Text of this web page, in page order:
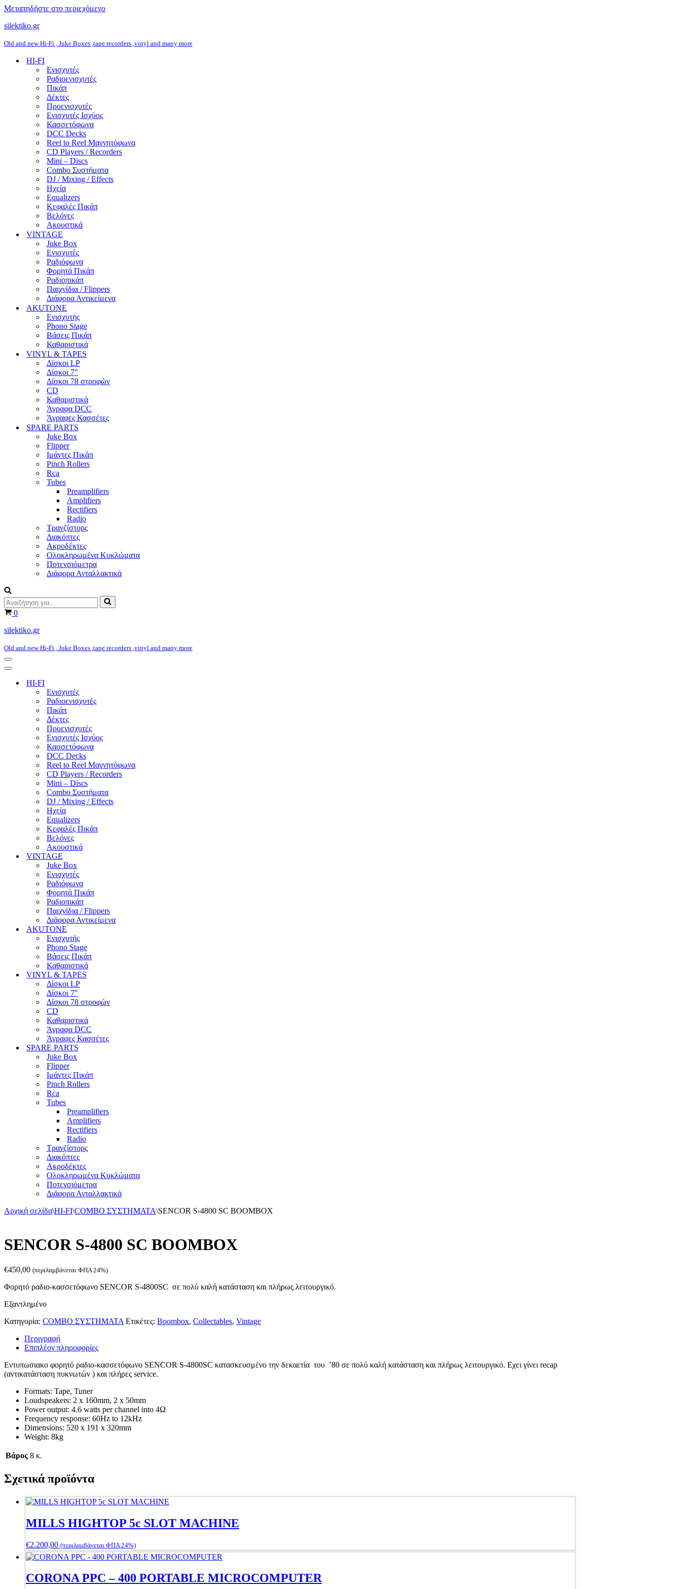
Μεταπηδήστε στο περιεχόμενο
silektiko.gr
Old and new Hi-Fi , Juke Boxes ,tape recorders ,vinyl and many more
HI-FI
Ενισχυτές
Ραδιοενισχυτές
Πικάπ
Δέκτες
Προενισχυτές
Ενισχυτές Ισχύος
Κασσετόφωνα
DCC Decks
Reel to Reel Μαγνητόφωνα
CD Players / Recorders
Mini – Discs
Combo Συστήματα
DJ / Mixing / Effects
Ηχεία
Equalizers
Κεφαλές Πικάπ
Βελόνες
Ακουστικά
VINTAGE
Juke Box
Ενισχυτές
Ραδιόφωνα
Φορητά Πικάπ
Ραδιοπικάπ
Παιχνίδια / Flippers
Διάφορα Αντικείμενα
AKUTONE
Ενισχυτής
Phono Stage
Βάσεις Πικάπ
Καθαριστικά
VINYL & TAPES
Δίσκοι LP
Δίσκοι 7″
Δίσκοι 78 στροφών
CD
Καθαριστικά
Άγραφα DCC
Άγραφες Κασσέτες
SPARE PARTS
Juke Box
Flipper
Ιμάντες Πικάπ
Pinch Rollers
Rca
Tubes
Preamplifiers
Amplifiers
Rectifiers
Radio
Τρανζίστορς
Διακόπτες
Ακροδέκτες
Ολοκληρωμένα Κυκλώματα
Ποτενσιόμετρα
Διάφορα Ανταλλακτικά
Αναζήτηση
για...Καλάθι
0
silektiko.gr
Old and new Hi-Fi , Juke Boxes ,tape recorders ,vinyl and many more
Μενού
πλοήγησης
Μενού
πλοήγησης
HI-FI
Ενισχυτές
Ραδιοενισχυτές
Πικάπ
Δέκτες
Προενισχυτές
Ενισχυτές Ισχύος
Κασσετόφωνα
DCC Decks
Reel to Reel Μαγνητόφωνα
CD Players / Recorders
Mini – Discs
Combo Συστήματα
DJ / Mixing / Effects
Ηχεία
Equalizers
Κεφαλές Πικάπ
Βελόνες
Ακουστικά
VINTAGE
Juke Box
Ενισχυτές
Ραδιόφωνα
Φορητά Πικάπ
Ραδιοπικάπ
Παιχνίδια / Flippers
Διάφορα Αντικείμενα
AKUTONE
Ενισχυτής
Phono Stage
Βάσεις Πικάπ
Καθαριστικά
VINYL & TAPES
Δίσκοι LP
Δίσκοι 7″
Δίσκοι 78 στροφών
CD
Καθαριστικά
Άγραφα DCC
Άγραφες Κασσέτες
SPARE PARTS
Juke Box
Flipper
Ιμάντες Πικάπ
Pinch Rollers
Rca
Tubes
Preamplifiers
Amplifiers
Rectifiers
Radio
Τρανζίστορς
Διακόπτες
Ακροδέκτες
Ολοκληρωμένα Κυκλώματα
Ποτενσιόμετρα
Διάφορα Ανταλλακτικά
Αρχική σελίδα\HI-FI\COMBO ΣΥΣΤΗΜΑΤΑ\SENCOR S-4800 SC BOOMBOX
SENCOR S-4800 SC BOOMBOX
€450,00 (περιλαμβάνεται ΦΠΑ 24%)
Φορητό ραδιο-κασσετόφωνο SENCOR S-4800SC σε πολύ καλή κατάσταση και πλήρως λειτουργικό.
Εξαντλημένο
Κατηγορία: COMBO ΣΥΣΤΗΜΑΤΑ Ετικέτες: Boombox, Collectables, Vintage
Περιγραφή
Επιπλέον πληροφορίες
Εντυπωσιακo φορητό ραδιο-κασσετόφωνο SENCOR S-4800SC κατασκευσμένο την δεκαετία του ’80 σε πολύ καλή κατάσταση και πλήρως λειτουργικό. Εχει γίνει recap
(αντικατάσταση πυκνωτών ) και πλήρες service.
Formats: Tape, Tuner
Loudspeakers: 2 x 160mm, 2 x 50mm
Power output: 4.6 watts per channel into 4Ω
Frequency response: 60Hz to 12kHz
Dimensions: 520 x 191 x 320mm
Weight: 8kg
Βάρος 8 κ.
Σχετικά προϊόντα
MILLS HIGHTOP 5c SLOT MACHINE
€2.200,00 (περιλαμβάνεται ΦΠΑ 24%)
CORONA PPC – 400 PORTABLE ΜΙCROCOMPUTER